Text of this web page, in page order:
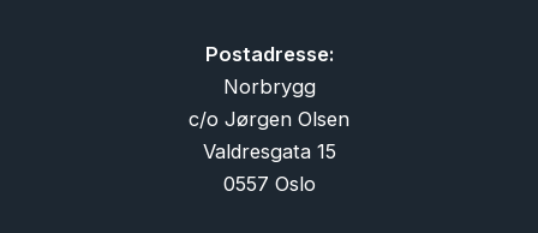
Postadresse:
Norbrygg
c/o Jørgen Olsen
Valdresgata 15
0557 Oslo